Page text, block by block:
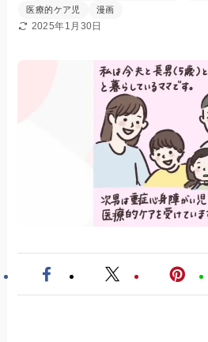
医療的ケア児
漫画
2025年1月30日